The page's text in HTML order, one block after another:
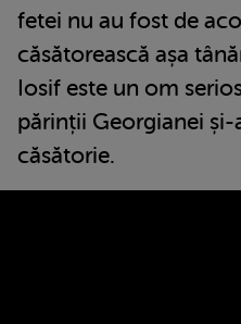
fetei nu au fost de
căsătorească așa
Iosif este un om
părinții Georgianei
căsătorie.